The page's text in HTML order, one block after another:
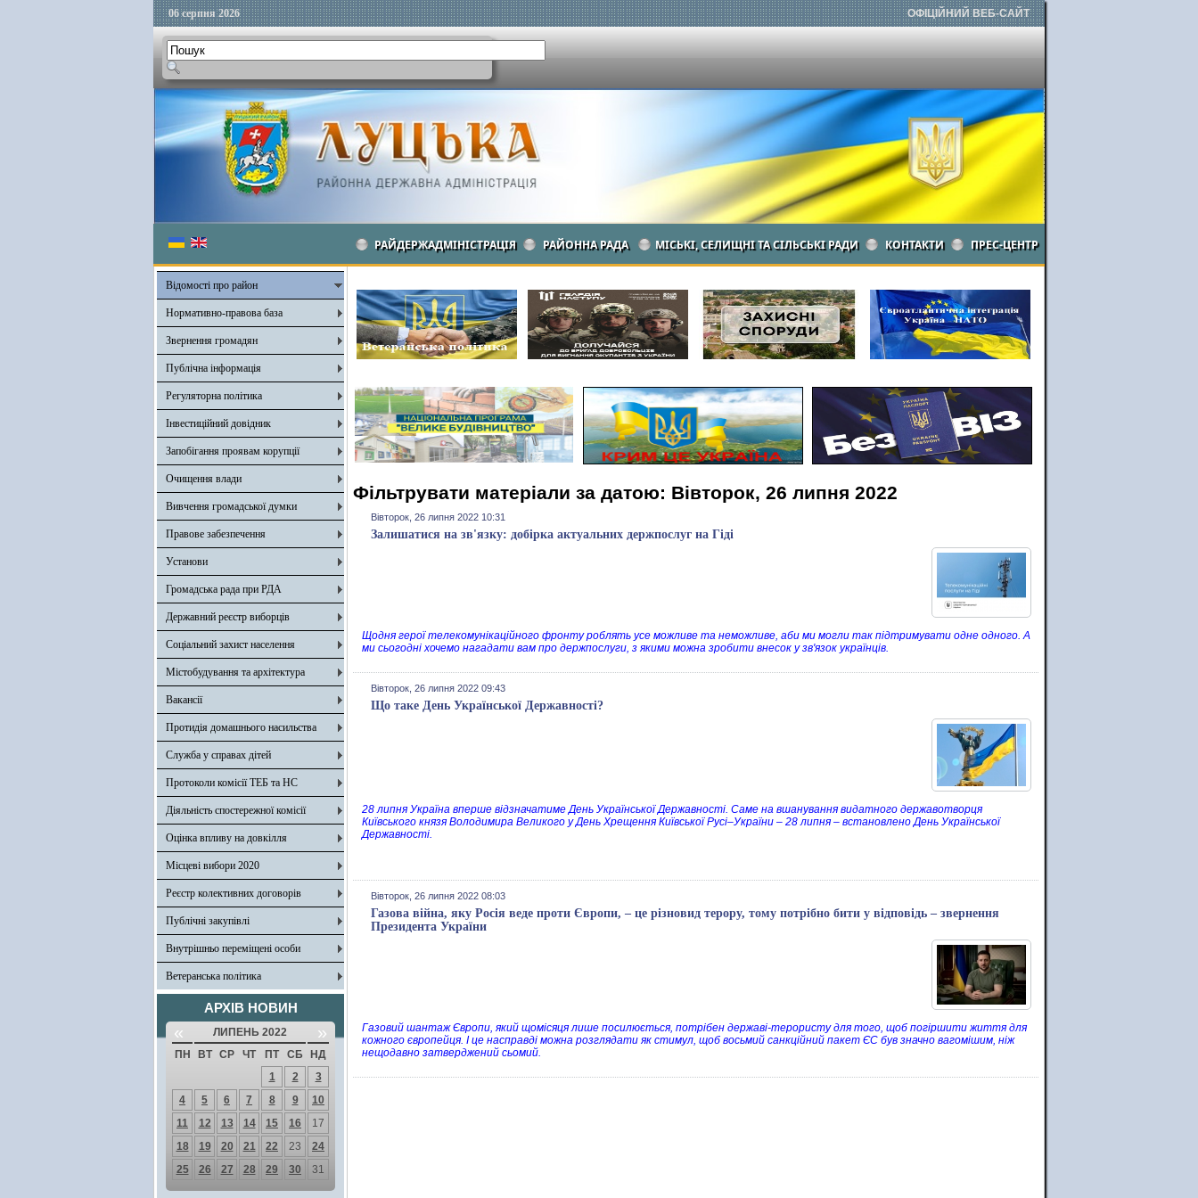
06 серпня 2026 ОФІЦІЙНИЙ ВЕБ-САЙТ
РАЙДЕРЖАДМІНІСТРАЦІЯ РАЙОННА РАДА МІСЬКІ, СЕЛИЩНІ ТА СІЛЬСЬКІ РАДИ КОНТАКТИ ПРЕС-ЦЕНТР
Відомості про район
Нормативно-правова база
Звернення громадян
Публічна інформація
Регуляторна політика
Інвестиційний довідник
Запобігання проявам корупції
Очищення влади
Вивчення громадської думки
Правове забезпечення
Установи
Громадська рада при РДА
Державний реєстр виборців
Соціальний захист населення
Містобудування та архітектура
Вакансії
Протидія домашнього насильства
Служба у справах дітей
Протоколи комісії ТЕБ та НС
Діяльність спостережної комісії
Оцінка впливу на довкілля
Місцеві вибори 2020
Реєстр колективних договорів
Публічні закупівлі
Внутрішньо переміщені особи
Ветеранська політика
АРХІВ НОВИН
« ЛИПЕНЬ 2022 »
ПН ВТ СР ЧТ ПТ СБ
НД
1
2
3
4
5 6 7 8 9
10
11
12 13 14 15 16
17
18
19 20 21 22 23
24
25
26 27 28 29 30 31
Фільтрувати матеріали за датою: Вівторок, 26 липня 2022
Вівторок, 26 липня 2022 10:31
Залишатися на зв'язку: добірка актуальних держпослуг на Гіді
Щодня герої телекомунікаційного фронту роблять усе можливе та неможливе, аби ми могли так підтримувати одне одного. А
ми сьогодні хочемо нагадати вам про держпослуги, з якими можна зробити внесок у зв'язок українців.
Вівторок, 26 липня 2022 09:43
Що таке День Української Державності?
28 липня Україна вперше відзначатиме День Української Державності. Саме на вшанування видатного державотворця
Київського князя Володимира Великого у День Хрещення Київської Русі–України – 28 липня – встановлено День Української
Державності.
Вівторок, 26 липня 2022 08:03
Газова війна, яку Росія веде проти Європи, – це різновид терору, тому потрібно бити у відповідь – звернення
Президента України
Газовий шантаж Європи, який щомісяця лише посилюється, потрібен державі-терористу для того, щоб погіршити життя для
кожного європейця. І це насправді можна розглядати як стимул, щоб восьмий санкційний пакет ЄС був значно вагомішим, ніж
нещодавно затверджений сьомий.